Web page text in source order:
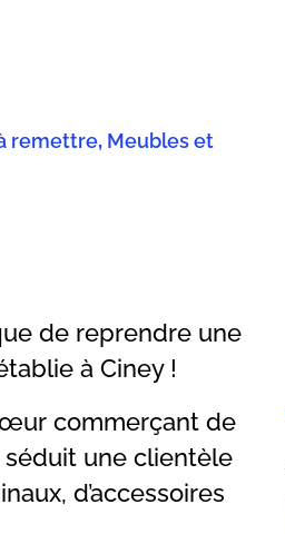
remettre, Meubles et
de reprendre une
à Ciney !
commerçant de
une clientèle
d’accessoires